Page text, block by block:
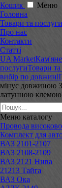
Кошик
Меню
Головна
Товари та послуги
Про нас
Контакти
Статті
UA Market
послугиТовари
вибір по довжині
мінус довжиною
латунною клемою
Меню каталогу
Провода
Комплект для
ВАЗ 2101-2107
ВАЗ 2108-2109
ВАЗ 2121 Нива
21213 Тайга
ВАЗ Ока